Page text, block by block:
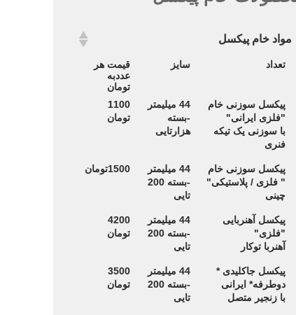
مواد خام پیکسل
مواد خام پیکسل
تعداد سایز
قیمت هر
عددبه
تومان
پیکسل سوزنی خام
"فلزی ایرانی"
با سوزنی یک تیکه
فنری
44 میلیمتر
-بسته
هزارتایی
1100
تومان
پیکسل سوزنی خام
" فلزی / پلاستیکی"
چینی
44 میلیمتر
-بسته 200
تایی
1500تومان
پیکسل آهنربایی
"فلزی"
آهنربا توکار
44 میلیمتر
-بسته 200
تایی
4200
تومان
پیکسل جاکلیدی *
دوطرفه* ایرانی
با زنجیر متصل
44 میلیمتر
-بسته 200
تایی
3500
تومان